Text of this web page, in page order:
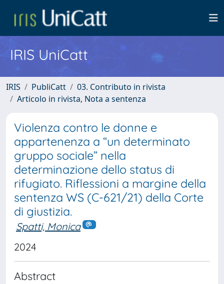
IRIS UniCatt
IRIS PubliCatt
03. Contributo in rivista
Articolo in rivista, Nota a sentenza
Violenza contro le donne e
appartenenza a “un determinato
gruppo sociale” nella
determinazione dello status di
rifugiato. Riflessioni a margine della
sentenza WS (C-621/21) della Corte
di giustizia.
Spatti, Monica
2024
Abstract